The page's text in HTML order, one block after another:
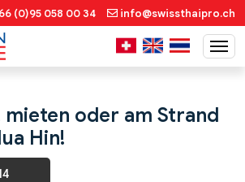
(0)95 058 00 34 info@swissthaipro.ch
oder am Strand
Hin!